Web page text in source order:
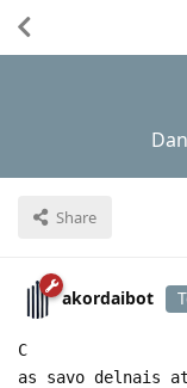
Share
akordaibot
C
as savo delnais